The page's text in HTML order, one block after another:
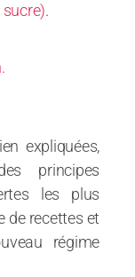
.
expliquées,
principes
les plus
de recettes et
régime